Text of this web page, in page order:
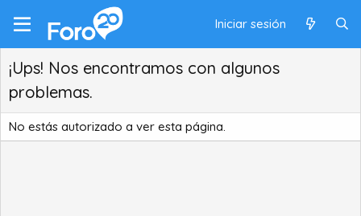
Iniciar sesión
¡Ups! Nos encontramos con algunos
problemas.
No estás autorizado a ver esta página.